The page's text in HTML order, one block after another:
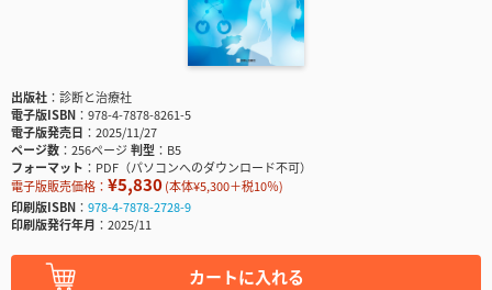
出版社
診断と治療社
電子版ISBN
978-4-7878-8261-5
電子版発売日
2025/11/27
ページ数
256ページ判型
B5
フォーマット
PDF（パソコンへのダウンロード不可）
電子版販売価格： ¥5,830(本体¥5,300＋税10％)
印刷版ISBN
978-4-7878-2728-9
印刷版発行年月
2025/11
カートに入れる